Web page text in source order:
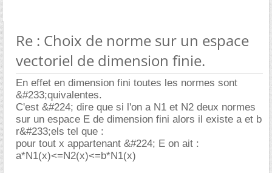
Re : Choix de norme sur un espace
vectoriel de dimension finie.
En effet en dimension fini toutes les normes sont
&#233;quivalentes.
C'est &#224; dire que si l'on a N1 et N2 deux normes
sur un espace E de dimension fini alors il existe a et b
r&#233;els tel que :
pour tout x appartenant &#224; E on ait :
a*N1(x)<=N2(x)<=b*N1(x)